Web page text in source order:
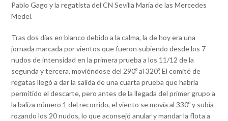
Pablo Gago y la regatista del CN Sevilla María de las Mercedes
Medel.
Tras dos días en blanco debido a la calma, la de hoy era una
jornada marcada por vientos que fueron subiendo desde los 7
nudos de intensidad en la primera prueba a los 11/12 de la
segunda y tercera, moviéndose del 290º al 320º. El comité de
regatas llegó a dar la salida de una cuarta prueba que habría
permitido el descarte, pero antes de la llegada del primer grupo a
la baliza número 1 del recorrido, el viento se movía al 330º y subía
rozando los 20 nudos, lo que aconsejó anular y mandar la flota a